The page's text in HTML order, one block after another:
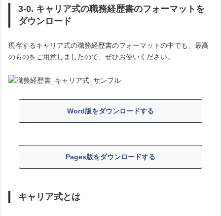
3-0. キャリア式の職務経歴書のフォーマットを
ダウンロード
現存するキャリア式の職務経歴書のフォーマットの中でも、最高
のものをご用意しましたので、ぜひお使いください。
Word版をダウンロードする
Pages版をダウンロードする
キャリア式とは